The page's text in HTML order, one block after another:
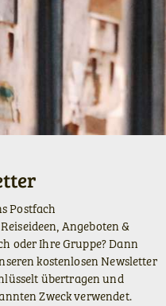
Postfach
Angeboten &
oder Ihre Gruppe? Dann
kostenlosen Newsletter
übertragen und
Zweck verwendet.